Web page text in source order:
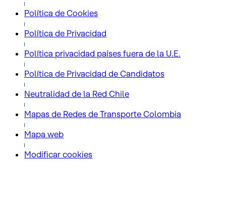
Política de Cookies
Política de Privacidad
Política privacidad países fuera de la U.E.
Política de Privacidad de Candidatos
Neutralidad de la Red Chile
Mapas de Redes de Transporte Colombia
Mapa web
Modificar cookies